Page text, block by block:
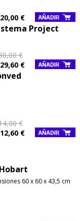
20,00 €
Project
€
€
€
12,60 €
60 x 60 x 43,5 cm